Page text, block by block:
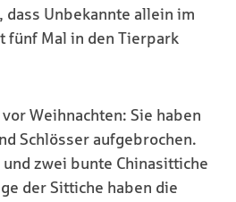
dass Unbekannte allein im
fünf Mal in den Tierpark
Weihnachten: Sie haben
Schlösser aufgebrochen.
und zwei bunte Chinasittiche
der Sittiche haben die